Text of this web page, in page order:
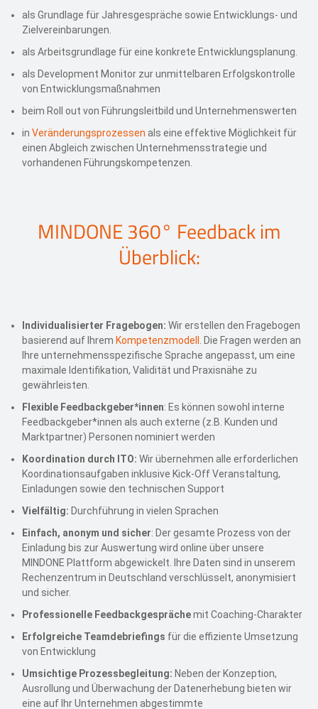
als Grundlage für Jahresgespräche sowie Entwicklungs- und
Zielvereinbarungen.
als Arbeitsgrundlage für eine konkrete Entwicklungsplanung.
als Development Monitor zur unmittelbaren Erfolgskontrolle
von Entwicklungsmaßnahmen
beim Roll out von Führungsleitbild und Unternehmenswerten
in Veränderungsprozessen als eine effektive Möglichkeit für
einen Abgleich zwischen Unternehmensstrategie und
vorhandenen Führungskompetenzen.
MINDONE 360° Feedback im
Überblick:
Individualisierter Fragebogen: Wir erstellen den Fragebogen
basierend auf Ihrem Kompetenzmodell . Die Fragen werden an
Ihre unternehmensspezifische Sprache angepasst, um eine
maximale Identifikation, Validität und Praxisnähe zu
gewährleisten.
Flexible Feedbackgeber*innen: Es können sowohl interne
Feedbackgeber*innen als auch externe (z.B. Kunden und
Marktpartner) Personen nominiert werden
Koordination durch ITO: Wir übernehmen alle erforderlichen
Koordinationsaufgaben inklusive Kick-Off Veranstaltung,
Einladungen sowie den technischen Support
Vielfältig: Durchführung in vielen Sprachen
Einfach, anonym und sicher: Der gesamte Prozess von der
Einladung bis zur Auswertung wird online über unsere
MINDONE Plattform abgewickelt. Ihre Daten sind in unserem
Rechenzentrum in Deutschland verschlüsselt, anonymisiert
und sicher.
Professionelle Feedbackgesprächemit Coaching-Charakter
Erfolgreiche Teamdebriefings für die effiziente Umsetzung
von Entwicklung
Umsichtige Prozessbegleitung: Neben der Konzeption,
Ausrollung und Überwachung der Datenerhebung bieten wir
eine auf Ihr Unternehmen abgestimmte